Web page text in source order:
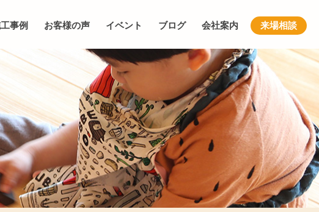
事例 お客様の声 イベント ブログ 会社案内 来場相談